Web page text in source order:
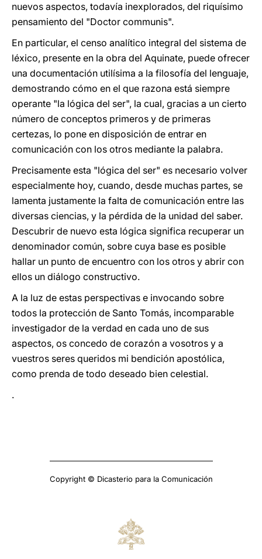
nuevos aspectos, todavía inexplorados, del riquísimo
pensamiento del "Doctor communis".
En particular, el censo analítico integral del sistema de
léxico, presente en la obra del Aquinate, puede ofrecer
una documentación utilísima a la filosofía del lenguaje,
demostrando cómo en el que razona está siempre
operante "la lógica del ser", la cual, gracias a un cierto
número de conceptos primeros y de primeras
certezas, lo pone en disposición de entrar en
comunicación con los otros mediante la palabra.
Precisamente esta "lógica del ser" es necesario volver
especialmente hoy, cuando, desde muchas partes, se
lamenta justamente la falta de comunicación entre las
diversas ciencias, y la pérdida de la unidad del saber.
Descubrir de nuevo esta lógica significa recuperar un
denominador común, sobre cuya base es posible
hallar un punto de encuentro con los otros y abrir con
ellos un diálogo constructivo.
A la luz de estas perspectivas e invocando sobre
todos la protección de Santo Tomás, incomparable
investigador de la verdad en cada uno de sus
aspectos, os concedo de corazón a vosotros y a
vuestros seres queridos mi bendición apostólica,
como prenda de todo deseado bien celestial.
.
Copyright © Dicasterio para la Comunicación